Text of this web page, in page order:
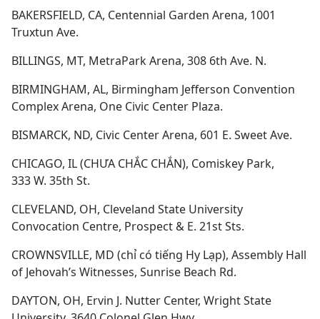
BAKERSFIELD, CA, Centennial Garden Arena, 1001
Truxtun Ave.
BILLINGS, MT, MetraPark Arena, 308 6th Ave. N.
BIRMINGHAM, AL, Birmingham Jefferson Convention
Complex Arena, One Civic Center Plaza.
BISMARCK, ND, Civic Center Arena, 601 E. Sweet Ave.
CHICAGO, IL (CHƯA CHẮC CHẮN), Comiskey Park,
333 W. 35th St.
CLEVELAND, OH, Cleveland State University
Convocation Centre, Prospect & E. 21st Sts.
CROWNSVILLE, MD (chỉ có tiếng Hy Lạp), Assembly Hall
of Jehovah’s Witnesses, Sunrise Beach Rd.
DAYTON, OH, Ervin J. Nutter Center, Wright State